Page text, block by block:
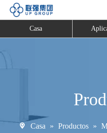
Casa
Casa » Productos »